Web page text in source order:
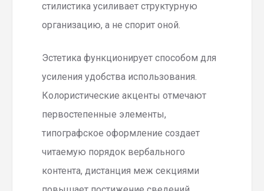
стилистика усиливает структурную
организацию, а не спорит оной.
Эстетика функционирует способом для
усиления удобства использования.
Колористические акценты отмечают
первостепенные элементы,
типографское оформление создает
читаемую порядок вербального
контента, дистанция меж секциями